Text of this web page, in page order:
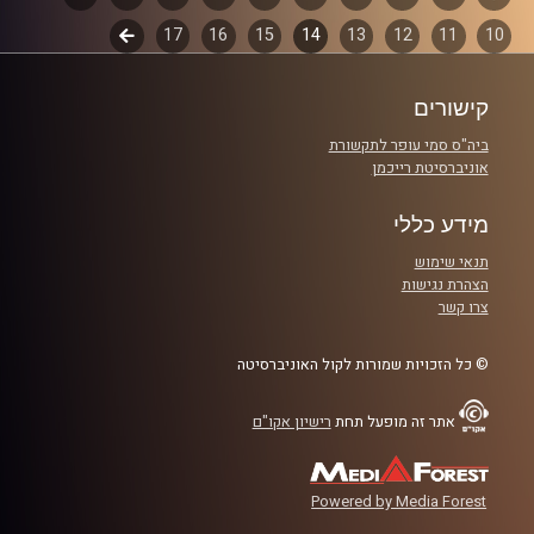
קרדיט תמונות:włodi
פרקים
10
11
12
13
14
15
16
17
לשלב
קישורים
ביה"ס סמי עופר לתקשורת
אוניברסיטת רייכמן
מידע כללי
תנאי שימוש
הצהרת נגישות
צרו קשר
© כל הזכויות שמורות לקול האוניברסיטה
אתר זה מופעל תחת רישיון אקו"ם
Powered by Media Forest